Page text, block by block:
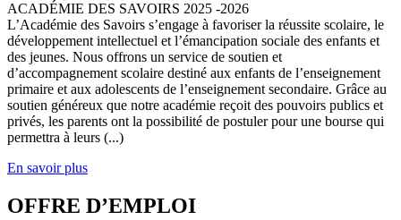
ACADÉMIE DES SAVOIRS 2025 -2026
L’Académie des Savoirs s’engage à favoriser la réussite scolaire, le
développement intellectuel et l’émancipation sociale des enfants et
des jeunes. Nous offrons un service de soutien et
d’accompagnement scolaire destiné aux enfants de l’enseignement
primaire et aux adolescents de l’enseignement secondaire. Grâce au
soutien généreux que notre académie reçoit des pouvoirs publics et
privés, les parents ont la possibilité de postuler pour une bourse qui
permettra à leurs (...)
En savoir plus
OFFRE D’EMPLOI